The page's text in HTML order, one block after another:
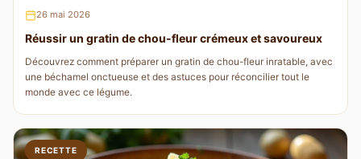
26 mai 2026
Réussir un gratin de chou-fleur crémeux et savoureux
Découvrez comment préparer un gratin de chou-fleur inratable, avec
une béchamel onctueuse et des astuces pour réconcilier tout le
monde avec ce légume.
RECETTE